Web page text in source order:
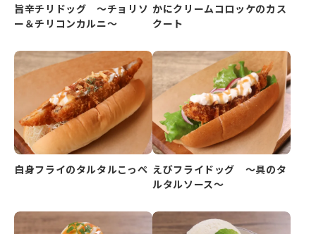
旨辛チリドッグ ～チョリソ
ー＆チリコンカルニ～
かにクリームコロッケのカス
クート
白身フライのタルタルこっぺ えびフライドッグ ～具のタ
ルタルソース～